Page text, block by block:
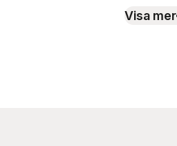
Visa mer